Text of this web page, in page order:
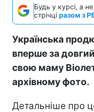
Будь у курсі, а
стрічці разом з
Українська
вперше за
свою маму
архівному фото.
Детальніше про